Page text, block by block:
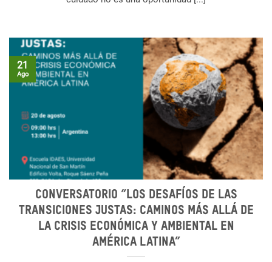
Conversatorio “Los desafíos de las
transiciones justas: Caminos más allá de
la crisis económica y ambiental en
América Latina”
21
Ago